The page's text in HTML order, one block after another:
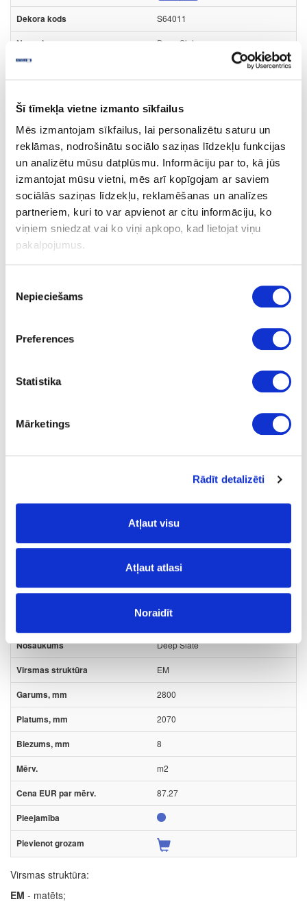
Šī tīmekļa vietne izmanto sīkfailus
Mēs izmantojam sīkfailus, lai personalizētu saturu un
reklāmas, nodrošinātu sociālo saziņas līdzekļu funkcijas
un analizētu mūsu datplūsmu. Informāciju par to, kā jūs
izmantojat mūsu vietni, mēs arī kopīgojam ar saviem
sociālās saziņas līdzekļu, reklamēšanas un analīzes
partneriem, kuri to var apvienot ar citu informāciju, ko
viņiem sniedzat vai ko viņi apkopo, kad lietojat viņu
pakalpojumus.
izvēle
Nepieciešams
Preferences
Statistika
Mārketings
Rādīt detalizēti
Atļaut visu
Atļaut atlasi
Noraidīt
S64011
Deep Slate
4100
600
38
Virsmas struktūra:
Exterior Compact HPL
pasūtījums 08-S64011-EM-8-EXT
S64011
Deep Slate
EM
2800
2070
8
m2
87.27
Virsmas struktūra:
EM - matēts;